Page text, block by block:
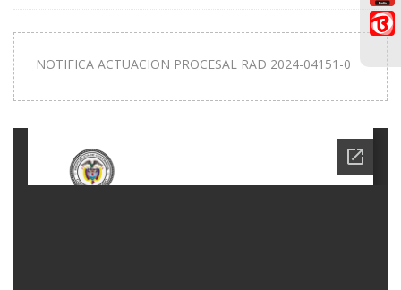
NOTIFICA ACTUACION PROCESAL RAD 2024-04151-0